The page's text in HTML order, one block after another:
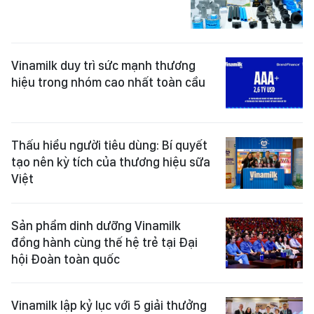
Vinamilk duy trì sức mạnh thương
hiệu trong nhóm cao nhất toàn cầu
Thấu hiểu người tiêu dùng: Bí quyết
tạo nên kỳ tích của thương hiệu sữa
Việt
Sản phẩm dinh dưỡng Vinamilk
đồng hành cùng thế hệ trẻ tại Đại
hội Đoàn toàn quốc
Vinamilk lập kỷ lục với 5 giải thưởng